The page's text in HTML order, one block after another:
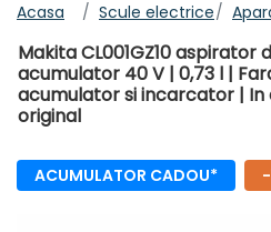
Acasa Scule electrice
Makita CL001GZ10 aspirator
acumulator 40 V | 0,73 l |
acumulator si incarcator |
original
ACUMULATOR CADOU*